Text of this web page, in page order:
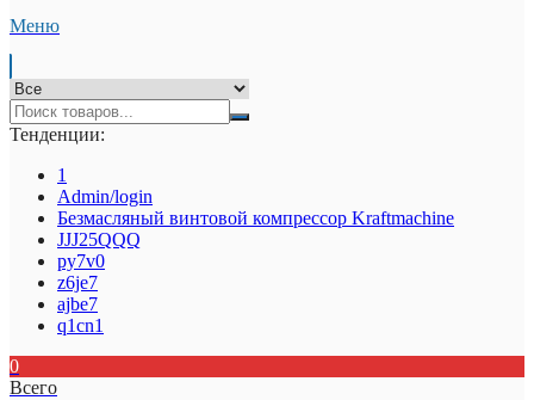
Меню
Тенденции:
1
Admin/login
Безмасляный винтовой компрессор Kraftmaсhine
JJJ25QQQ
py7v0
z6je7
ajbe7
q1cn1
0
Всего